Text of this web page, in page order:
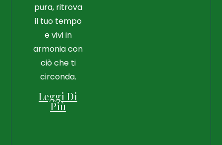
pura, ritrova
il tuo tempo
e vivi in
armonia con
ciò che ti
circonda.
Leggi Di
Più